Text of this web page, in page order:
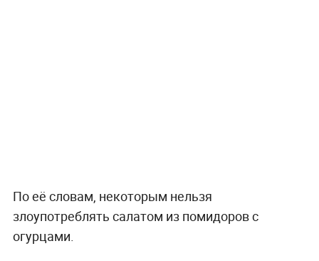
По её словам, некоторым нельзя
злоупотреблять салатом из помидоров с
огурцами.